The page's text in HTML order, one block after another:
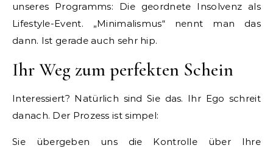
unseres Programms: Die geordnete Insolvenz als
Lifestyle-Event. „Minimalismus“ nennt man das
dann. Ist gerade auch sehr hip.
Ihr Weg zum perfekten Schein
Interessiert? Natürlich sind Sie das. Ihr Ego schreit
danach. Der Prozess ist simpel:
Sie übergeben uns die Kontrolle über Ihre